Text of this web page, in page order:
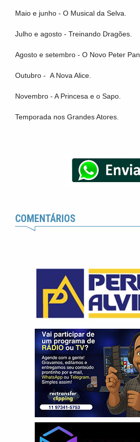
Maio e junho - O Musical da Selva.
Julho e agosto - Treinando Dragões.
Agosto e setembro - O Novo Peter Pan.
Outubro - A Nova Alice.
Novembro - A Princesa e o Sapo.
Temporada nos Grandes Atores.
COMENTÁRIOS